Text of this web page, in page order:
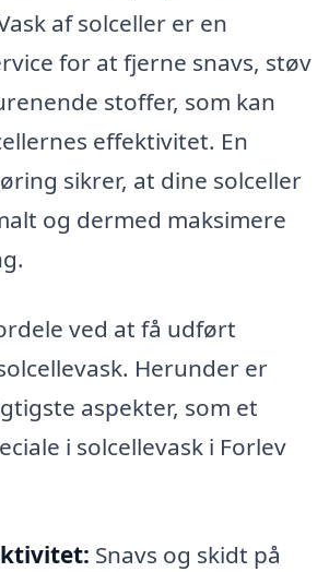
af solceller er en
for at fjerne snavs, støv
stoffer, som kan
effektivitet. En
sikrer, at dine solceller
og dermed maksimere
ved at få udført
Herunder er
aspekter, som et
i solcellevask i Forlev
Snavs og skidt på